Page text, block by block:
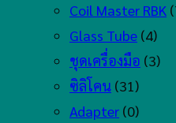
Coil Master RBK
Glass Tube (4)
ชุดเครื่องมือ (3)
ซิลิโคน (31)
Adapter (0)